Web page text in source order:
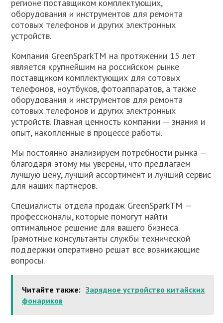
регионе поставщиком комплектующих,
оборудования и инструментов для ремонта
сотовых телефонов и других электронных
устройств.
Компания GreenSparkTM на протяжении 15 лет
является крупнейшим на российском рынке
поставщиком комплектующих для сотовых
телефонов, ноутбуков, фотоаппаратов, а также
оборудования и инструментов для ремонта
сотовых телефонов и других электронных
устройств. Главная ценность компании — знания и
опыт, накопленные в процессе работы.
Мы постоянно анализируем потребности рынка —
благодаря этому мы уверены, что предлагаем
лучшую цену, лучший ассортимент и лучший сервис
для наших партнеров.
Специалисты отдела продаж GreenSparkTM —
профессионалы, которые помогут найти
оптимальное решение для вашего бизнеса.
Грамотные консультанты службы технической
поддержки оперативно решат все возникающие
вопросы.
Читайте также: Зарядное устройство китайских
фонариков